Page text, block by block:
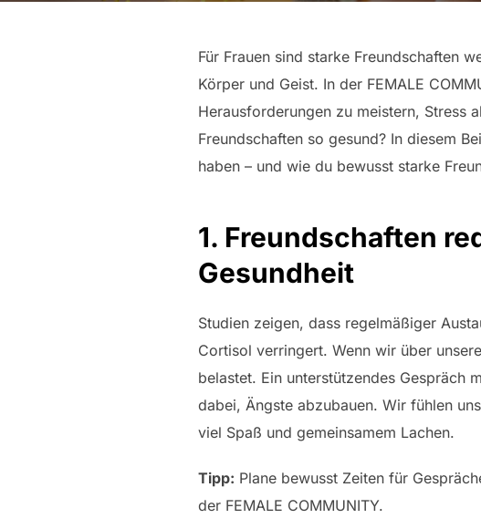
Für Frauen sind starke Freundschaften
Körper und Geist. In der FEMALE
Herausforderungen zu meistern, Stress
Freundschaften so gesund? In diesem
haben – und wie du bewusst starke
1. Freundschaften
Gesundheit
Studien zeigen, dass regelmäßiger
Cortisol verringert. Wenn wir über
belastet. Ein unterstützendes Gespräch
dabei, Ängste abzubauen. Wir fühlen
viel Spaß und gemeinsamem Lachen.
Tipp: Plane bewusst Zeiten für
der FEMALE COMMUNITY.